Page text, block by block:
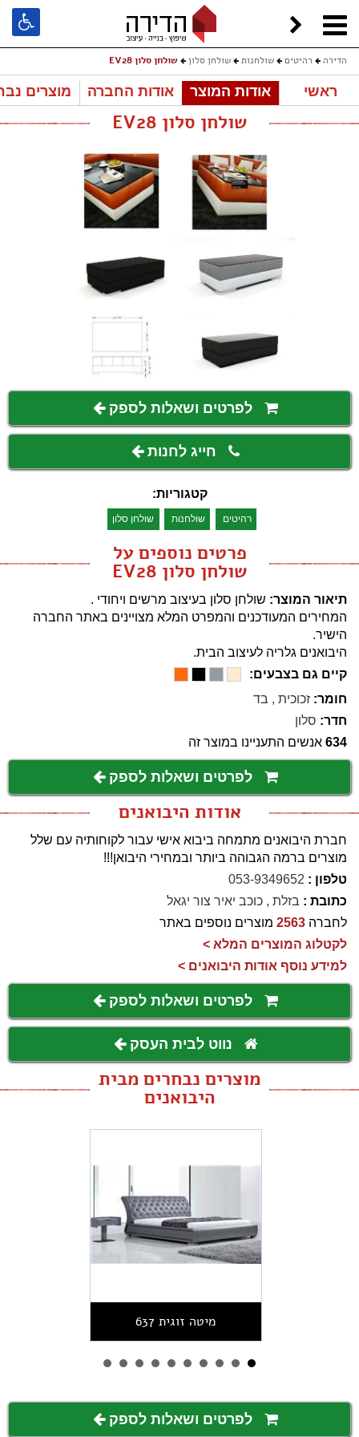
הדירה רהיטים שולחנות שולחן סלון שולחן סלון EV28
ראשי אודות המוצר אודות החברה מוצרים
שולחן סלון EV28
לפרטים ושאלות לספק
חייג לחנות
קטגוריות:
רהיטים שולחנות שולחן סלון
פרטים נוספים על
שולחן סלון EV28
תיאור המוצר: שולחן סלון בעיצוב מרשים ויחודי .
המחירים המעודכנים והמפרט המלא מצויינים באתר החברה
הישיר.
היבואנים גלריה לעיצוב הבית.
קיים גם בצבעים:
חומר: זכוכית , בד
חדר: סלון
634 אנשים התעניינו במוצר זה
לפרטים ושאלות לספק
אודות היבואנים
חברת היבואנים מתמחה ביבוא אישי עבור לקוחותיה עם שלל
מוצרים ברמה הגבוהה ביותר ובמחירי היבואן!!!
טלפון : 053-9349652
כתובת : בזלת , כוכב יאיר צור יגאל
לחברה 2563 מוצרים נוספים באתר
לקטלוג המוצרים המלא >
למידע נוסף אודות היבואנים >
לפרטים ושאלות לספק
נווט לבית העסק
מוצרים נבחרים מבית
היבואנים
מיטה זוגית 637
לפרטים ושאלות לספק